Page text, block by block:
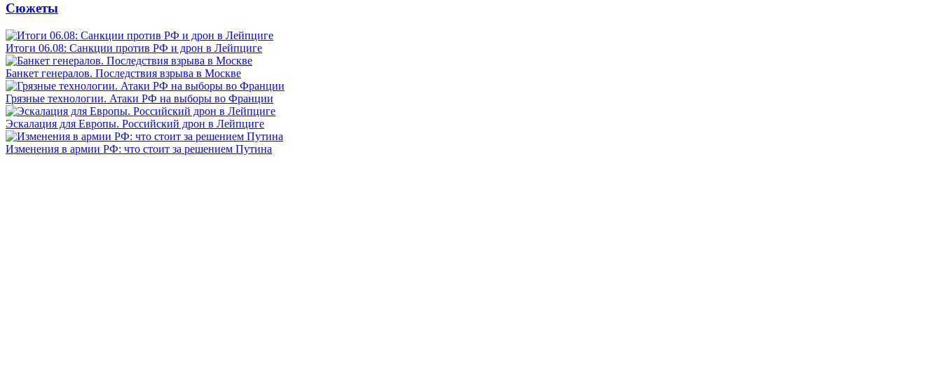
Сюжеты
Итоги 06.08: Санкции против РФ и дрон в Лейпциге
Банкет генералов. Последствия взрыва в Москве
Грязные технологии. Атаки РФ на выборы во Франции
Эскалация для Европы. Российский дрон в Лейпциге
Изменения в армии РФ: что стоит за решением Путина